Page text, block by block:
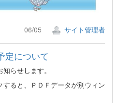
06/05 サイト管理者
定について
らせします。
ると、ＰＤＦデータが別ウィン